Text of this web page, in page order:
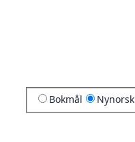
Bokmål Nynorsk